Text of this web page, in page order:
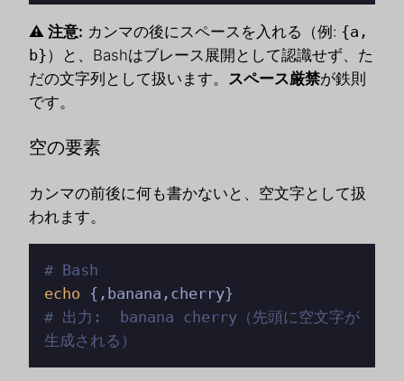
⚠️ 注意: カンマの後にスペースを入れる（例: {a,
b}）と、Bashはブレース展開として認識せず、た
だの文字列として扱います。 スペース厳禁が鉄則
です。
空の要素
カンマの前後に何も書かないと、空文字として扱
われます。
# Bash
echo
# 出力:  banana cherry（先頭に空文字が
生成される）